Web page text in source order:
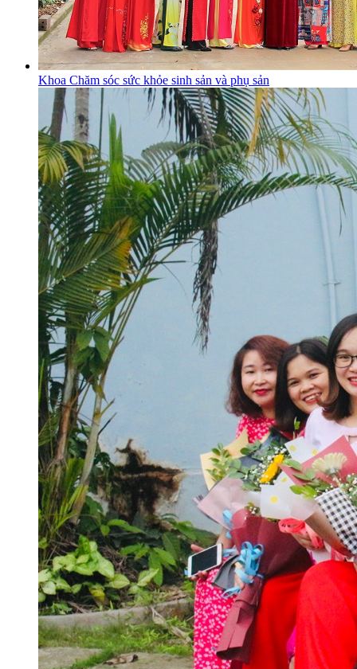
Khoa Chăm sóc sức khỏe sinh sản và phụ sản